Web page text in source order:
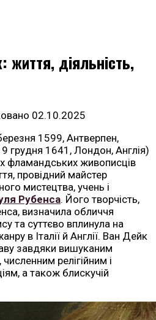
життя, діяльність,
02.10.2025
1599, Антверпен,
грудня 1641, Лондон, Англія)
фламандських живописців
провідний майстер
мистецтва, учень і
Рубенса. Його творчість,
визначила обличчя
та суттєво вплинула на
в Італії й Англії. Ван Дейк
завдяки вишуканим
релігійним і
а також блискучій